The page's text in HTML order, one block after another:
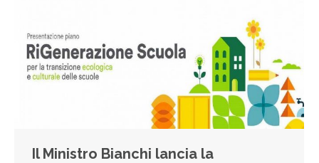
Il Ministro Bianchi lancia la